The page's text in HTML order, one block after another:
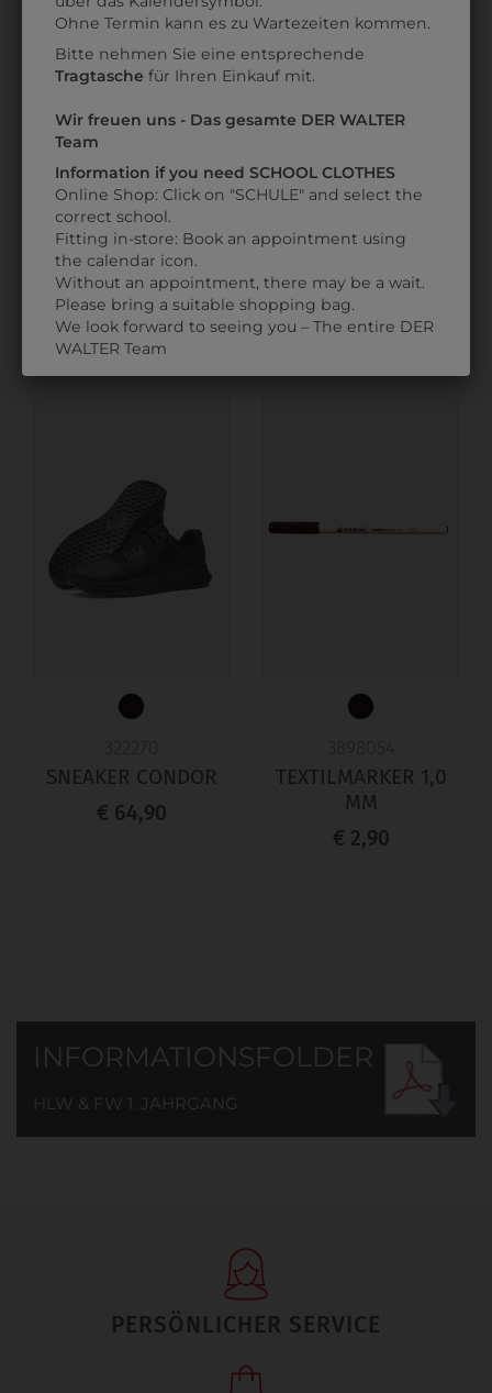
3QUARTERM96
SOCKEN 3ER PACK
€ 9,90
332302
SNEAKER FREESTYLE
€ 49,90
SNEAKER CONDOR
€ 64,90
TEXTILMARKER 1,0
MM
€ 2,90
INFORMATIONSFOLDER
HLW & FW 1. JAHRGANG
PERSÖNLICHER SERVICE
Datenschutzerklärungbzw. im
Ohne Termin kann es zu Wartezeiten kommen.
Bitte nehmen Sie eine entsprechende
Tragtasche für Ihren Einkauf mit.
Wir freuen uns - Das gesamte DER WALTER
Team
Information if you need SCHOOL CLOTHES
Online Shop: Click on "SCHULE" and select the
correct school.
Fitting in-store: Book an appointment using
the calendar icon.
Without an appointment, there may be a wait.
Please bring a suitable shopping bag.
We look forward to seeing you – The entire DER
WALTER Team